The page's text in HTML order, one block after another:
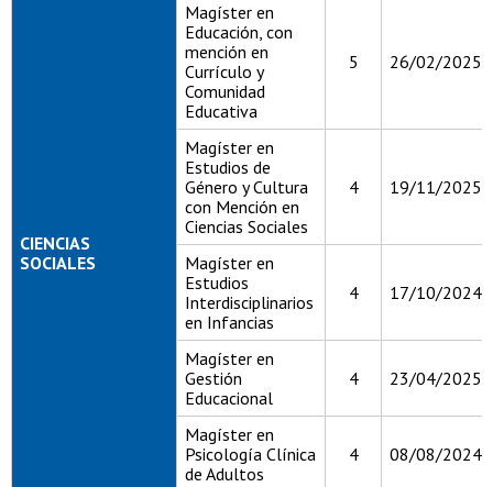
CIENCIAS
SOCIALES
Magíster en
Educación, con
mención en
Currículo y
Comunidad
Educativa
5 26/02/2025
Magíster en
Estudios de
Género y Cultura
con Mención en
Ciencias Sociales
4 19/11/2025
Magíster en
Estudios
Interdisciplinarios
en Infancias
4 17/10/2024
Magíster en
Gestión
Educacional
4 23/04/2025
Magíster en
Psicología Clínica
de Adultos
4 08/08/2024